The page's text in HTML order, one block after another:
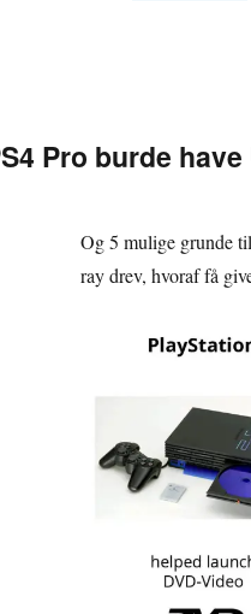
Pro burde
Og 5 mulige grunde
ray drev, hvoraf få